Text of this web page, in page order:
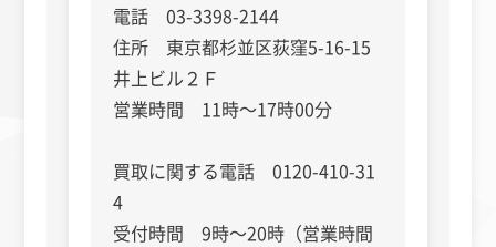
電話 03-3398-2144
住所 東京都杉並区荻窪5-16-15
井上ビル２Ｆ
営業時間 11時～17時00分
買取に関する電話 0120-410-31
4
受付時間 9時～20時（営業時間